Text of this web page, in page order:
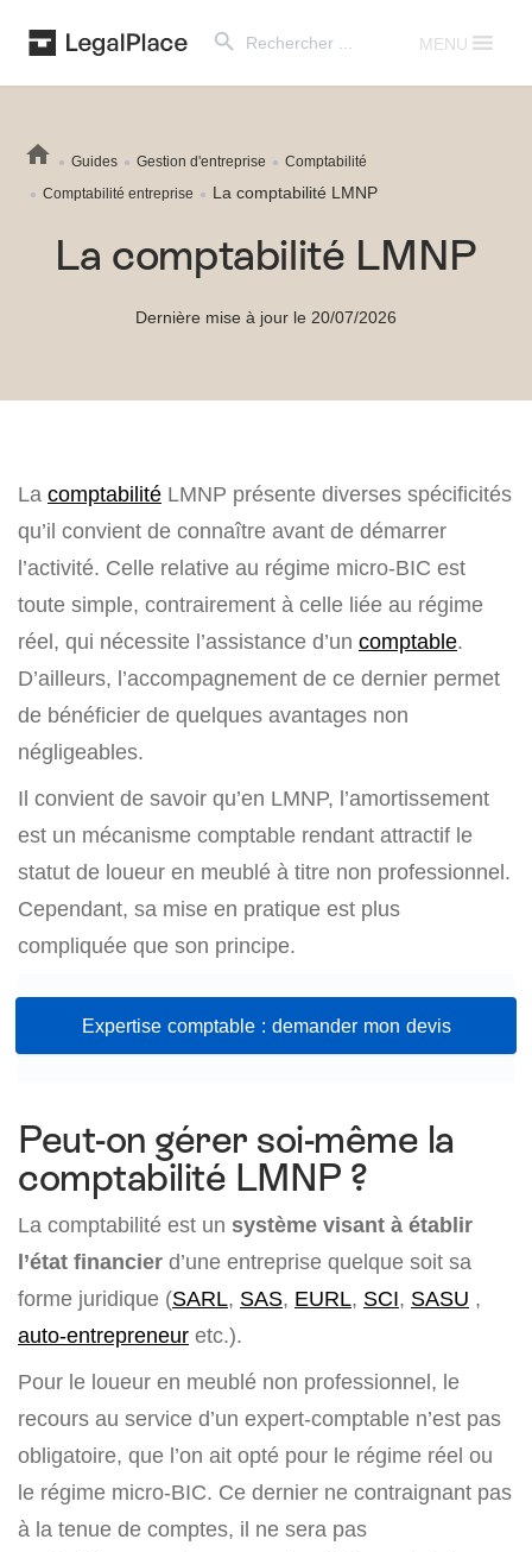
for:
MENU
Guides Gestion d'entreprise
Comptabilité
Comptabilité entreprise
La comptabilité LMNP
La comptabilité LMNP
Dernière mise à jour le 20/07/2026
La comptabilité LMNP présente diverses spécificités
qu’il convient de connaître avant de démarrer
l’activité. Celle relative au régime micro-BIC est
toute simple, contrairement à celle liée au régime
réel, qui nécessite l’assistance d’un comptable.
D’ailleurs, l’accompagnement de ce dernier permet
de bénéficier de quelques avantages non
négligeables.
Il convient de savoir qu’en LMNP, l’amortissement
est un mécanisme comptable rendant attractif le
statut de loueur en meublé à titre non professionnel.
Cependant, sa mise en pratique est plus
compliquée que son principe.
Expertise comptable : demander mon devis
Peut-on gérer soi-même la
comptabilité LMNP ?
La comptabilité est un système visant à établir
l’état financier d’une entreprise quelque soit sa
forme juridique (SARL, SAS, EURL, SCI, SASU ,
auto-entrepreneur etc.).
Pour le loueur en meublé non professionnel, le
recours au service d’un expert-comptable n’est pas
obligatoire, que l’on ait opté pour le régime réel ou
le régime micro-BIC. Ce dernier ne contraignant pas
à la tenue de comptes, il ne sera pas